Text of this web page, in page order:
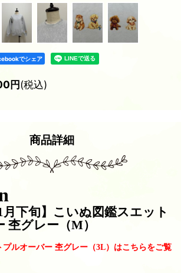
でシェア
円(税込)
商品詳細
月下旬】こいぬ図鑑スエット
杢グレー （M）
プルオーバー 杢グレー（3L）はこちらをご覧